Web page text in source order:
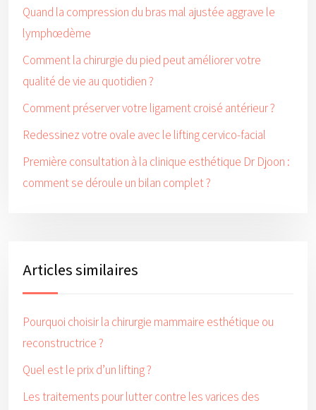
Quand la compression du bras mal ajustée aggrave le
lymphœdème
Comment la chirurgie du pied peut améliorer votre
qualité de vie au quotidien ?
Comment préserver votre ligament croisé antérieur ?
Redessinez votre ovale avec le lifting cervico-facial
Première consultation à la clinique esthétique Dr Djoon :
comment se déroule un bilan complet ?
Articles similaires
Pourquoi choisir la chirurgie mammaire esthétique ou
reconstructrice ?
Quel est le prix d’un lifting ?
Les traitements pour lutter contre les varices des